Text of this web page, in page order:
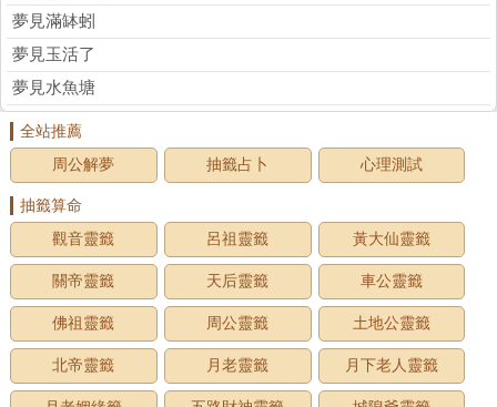
夢見滿缽蚓
夢見玉活了
夢見水魚塘
全站推薦
周公解夢
抽籤占卜 心理測試
抽籤算命
觀音靈籤
呂祖靈籤 黃大仙靈籤
關帝靈籤 天后靈籤 車公靈籤
佛祖靈籤 周公靈籤 土地公靈籤
北帝靈籤 月老靈籤 月下老人靈籤